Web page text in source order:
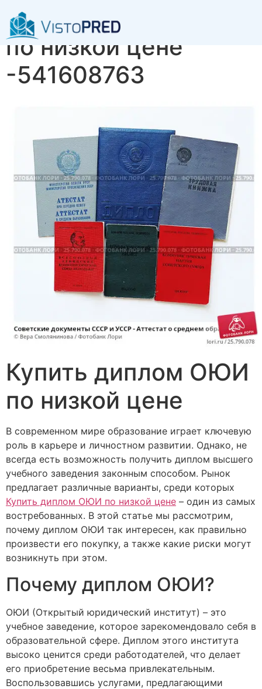
Купить диплом ОЮИ
по низкой цене
-541608763
Купить диплом ОЮИ
по низкой цене
В современном мире образование играет ключевую
роль в карьере и личностном развитии. Однако, не
всегда есть возможность получить диплом высшего
учебного заведения законным способом. Рынок
предлагает различные варианты, среди которых
Купить диплом ОЮИ по низкой цене – один из самых
востребованных. В этой статье мы рассмотрим,
почему диплом ОЮИ так интересен, как правильно
произвести его покупку, а также какие риски могут
возникнуть при этом.
Почему диплом ОЮИ?
ОЮИ (Открытый юридический институт) – это
учебное заведение, которое зарекомендовало себя в
образовательной сфере. Диплом этого института
высоко ценится среди работодателей, что делает
его приобретение весьма привлекательным.
Воспользовавшись услугами, предлагающими